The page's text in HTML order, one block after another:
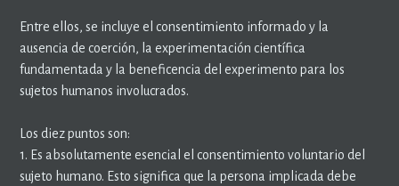
Entre ellos, se incluye el consentimiento informado y la
ausencia de coerción, la experimentación científica
fundamentada y la beneficencia del experimento para los
sujetos humanos involucrados.
Los diez puntos son:
1. Es absolutamente esencial el consentimiento voluntario del
sujeto humano. Esto significa que la persona implicada debe